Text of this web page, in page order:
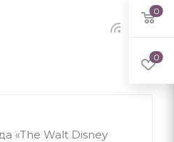
«The Walt Disney
0
0